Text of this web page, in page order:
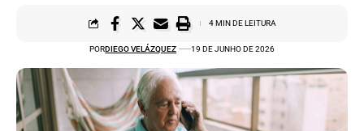
PORDIEGO VELÁZQUEZ 19 DE JUNHO DE 2026
4 MIN DE LEITURA